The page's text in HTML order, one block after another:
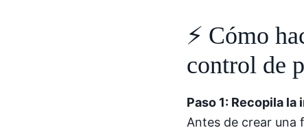
⚡ Cómo
control de
Paso 1: Recopila
Antes de crear una